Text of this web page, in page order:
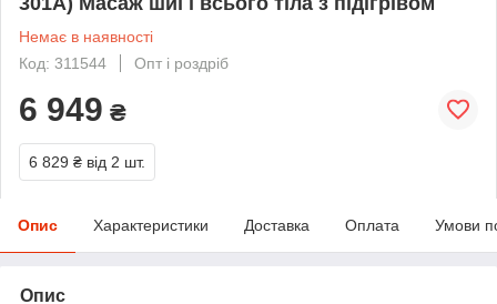
Немає в наявності
Код: 311544
Опт і роздріб
6 949 ₴
6 829 ₴ від 2 шт.
Опис Характеристики Доставка Оплата Умови
Опис